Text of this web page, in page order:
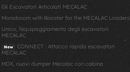
Gli Escavatori Articolati MECALAC
Monoboom with Booster for the MECALAC Loaders
Unico, l'equipaggiamento degli escavatori
MECALAC
New
CONNECT : Attacco rapido escavatori
MECALAC
MDX, nuovi dumper Mecalac con cabina